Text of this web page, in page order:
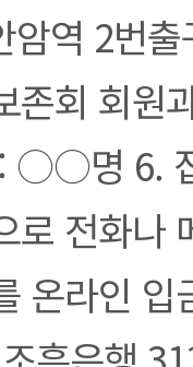
암역 2번
존회 회원
○○명 6.
로 전화나
온라인